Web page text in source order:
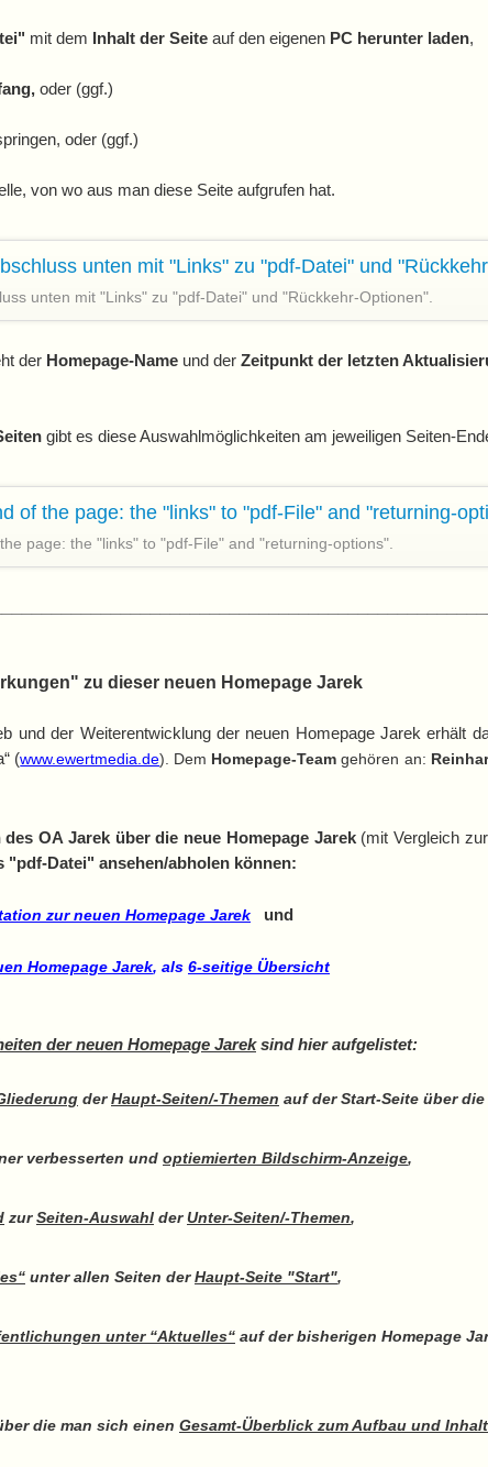
mit dem Inhalt der Seite auf den eigenen PC herunter laden,
oder (ggf.)
oder (ggf.)
von wo aus man diese Seite aufgrufen hat.
unten mit "Links" zu "pdf-Datei" und "Rückkehr-Optionen".
der Homepage-Name und der Zeitpunkt der letzten
gibt es diese Auswahlmöglichkeiten am jeweiligen Seiten-
page: the "links" to "pdf-File" and "returning-options".
zu dieser neuen Homepage Jarek
und der Weiterentwicklung der neuen Homepage Jarek erhält
(www.ewertmedia.de). Dem Homepage-Team gehören an:
OA Jarek über die neue Homepage Jarek (mit Vergleich
"pdf-Datei" ansehen/abholen können:
zur neuen Homepage Jarek und
Homepage Jarek, als 6-seitige Übersicht
der neuen Homepage Jareksind hier aufgelistet:
derHaupt-Seiten/-Themen auf der Start-Seite über die
verbesserten und optiemierten Bildschirm-Anzeige,
zurSeiten-Auswahl derUnter-Seiten/-Themen,
unter allen Seiten derHaupt-Seite "Start",
unter “Aktuelles“ auf der bisherigen Homepage
die man sich einen Gesamt-Überblick zum Aufbau und